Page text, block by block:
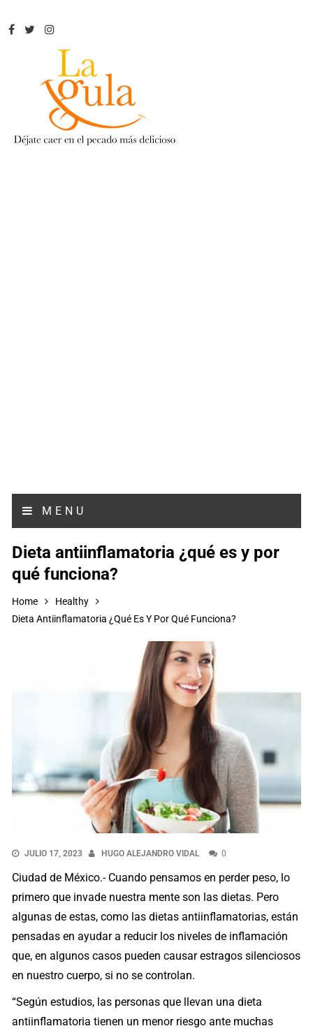
MENU
Dieta antiinflamatoria ¿qué es y por
qué funciona?
Home
Healthy
Dieta Antiinflamatoria ¿qué Es Y Por Qué Funciona?
JULIO 17, 2023 HUGO ALEJANDRO VIDAL 0
Ciudad de México.- Cuando pensamos en perder peso, lo
primero que invade nuestra mente son las dietas. Pero
algunas de estas, como las dietas antiinflamatorias, están
pensadas en ayudar a reducir los niveles de inflamación
que, en algunos casos pueden causar estragos silenciosos
en nuestro cuerpo, si no se controlan.
“Según estudios, las personas que llevan una dieta
antiinflamatoria tienen un menor riesgo ante muchas